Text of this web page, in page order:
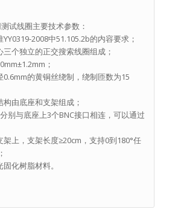
试线圈主要技术参数：
2008中51.105.2b的内容要求；
个独立的正交搜索线圈组成；
；
0.6mm的黄铜丝绕制，绕制匝数为15
由底座和支架组成；
别与底座上3个BNC接口相连，可以通过
上，支架长度≥20cm，支持0到180°任
化树脂材料。